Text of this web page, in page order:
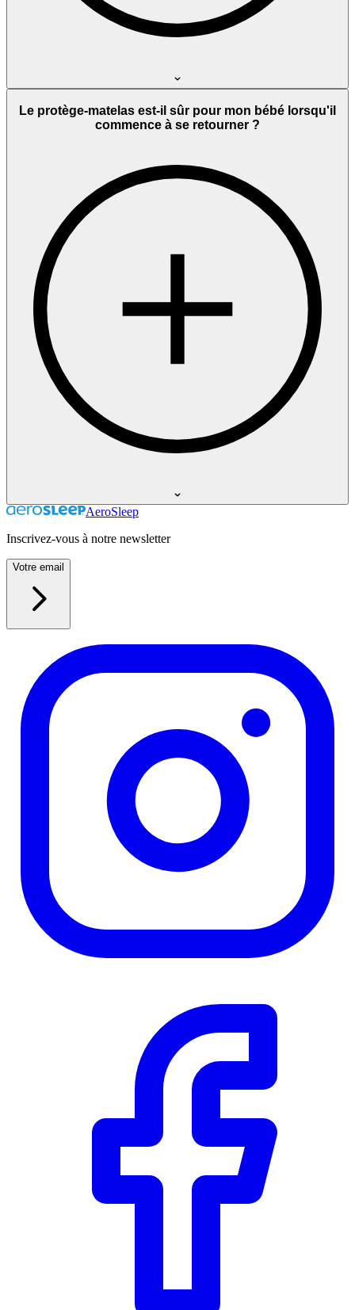
Le protège-matelas est-il sûr pour mon bébé lorsqu'il
commence à se retourner ?
AeroSleep
Inscrivez-vous à notre newsletter
Votre email